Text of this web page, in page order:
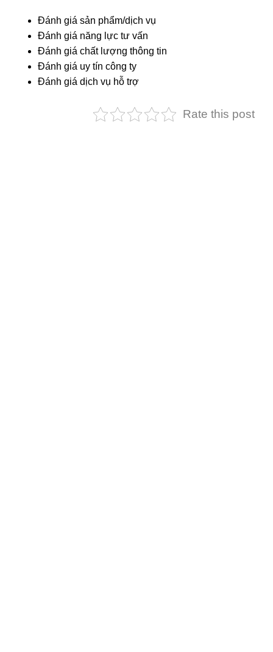
Đánh giá sản phẩm/dịch vụ
Đánh giá năng lực tư vấn
Đánh giá chất lượng thông tin
Đánh giá uy tín công ty
Đánh giá dịch vụ hỗ trợ
Rate this post